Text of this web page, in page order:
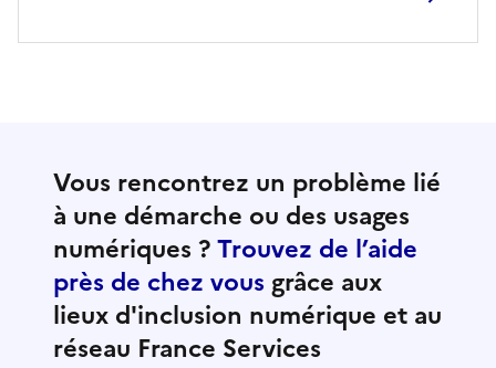
Vous rencontrez un problème lié
à une démarche ou des usages
numériques ?Trouvez de l’aide
près de chez vous grâce aux
lieux d'inclusion numérique et au
réseau France Services